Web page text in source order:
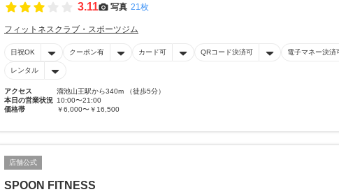
3.11 写真 21枚
フィットネスクラブ・スポーツジム
日祝OK クーポン有 カード可 QRコード決済可 電子マネー決済
レンタル
アクセス
溜池山王駅から340m （徒歩5分）
本日の営業状況 10:00〜21:00
価格帯
￥6,000〜￥16,500
店舗公式
SPOON FITNESS